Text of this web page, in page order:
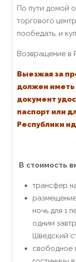
По пути домой
торгового
пообедать, и
Возвращение в
Выезжая за
должен иметь
документ
паспорт или
Республики
В стоимость
трансфер
размещение
ночь для 1
одним
Шведский
свободное